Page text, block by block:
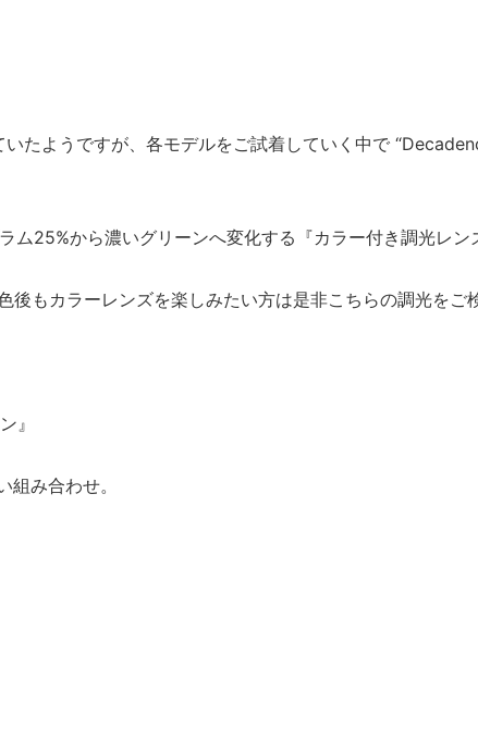
たようですが、各モデルをご試着していく中で
ム25%から濃いグリーンへ変化する『カラー付き調光レン
もカラーレンズを楽しみたい方は是非こちらの調光をご
』
み合わせ。